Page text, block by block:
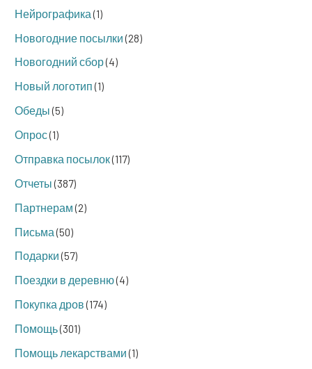
Нейрографика(1)
Новогодние посылки(28)
Новогодний сбор(4)
Новый логотип(1)
Обеды(5)
Опрос(1)
Отправка посылок(117)
Отчеты(387)
Партнерам(2)
Письма(50)
Подарки(57)
Поездки в деревню(4)
Покупка дров(174)
Помощь(301)
Помощь лекарствами(1)